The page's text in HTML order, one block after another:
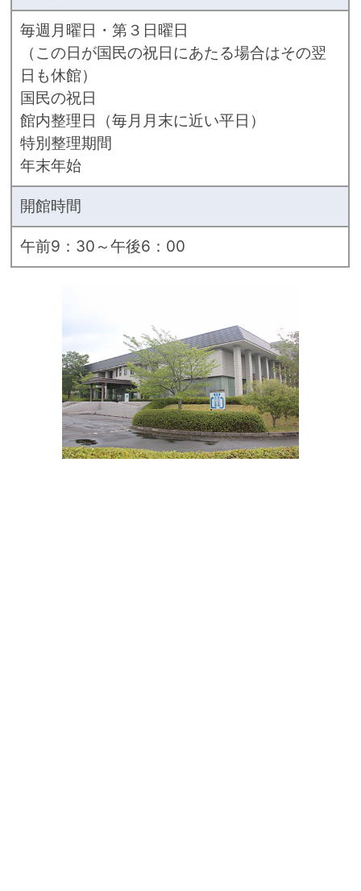
毎週月曜日・第３日曜日
（この日が国民の祝日にあたる場合はその翌
日も休館）
国民の祝日
館内整理日（毎月月末に近い平日）
特別整理期間
年末年始
開館時間
午前9：30～午後6：00